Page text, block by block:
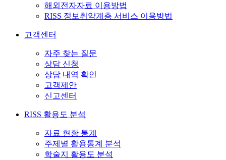
해외전자자료 이용방법
RISS 정보취약계층 서비스 이용방법
고객센터
자주 찾는 질문
상담 신청
상담 내역 확인
고객제안
신고센터
RISS 활용도 분석
자료 현황 통계
주제별 활용통계 분석
학술지 활용도 분석